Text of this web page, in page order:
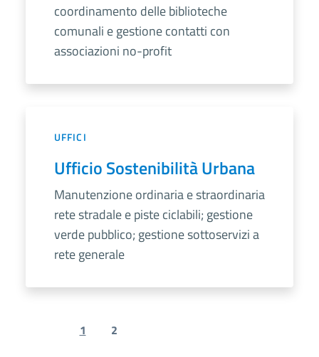
coordinamento delle biblioteche
comunali e gestione contatti con
associazioni no-profit
UFFICI
Ufficio Sostenibilità Urbana
Manutenzione ordinaria e straordinaria
rete stradale e piste ciclabili; gestione
verde pubblico; gestione sottoservizi a
rete generale
Previous page
1 2